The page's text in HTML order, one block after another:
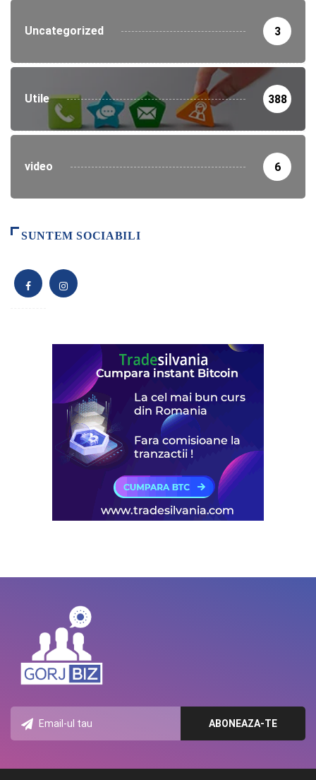
Uncategorized 3
Utile 388
video 6
SUNTEM SOCIABILI